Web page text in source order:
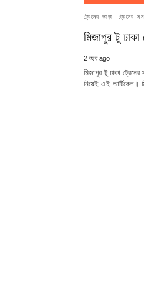
ট্রেনের ভাড়া ট্রেনের
মিজাপুর টু
2 বছর ago
মিজাপুর টু ঢাকা
নিয়েই এই আর্টিকেল।